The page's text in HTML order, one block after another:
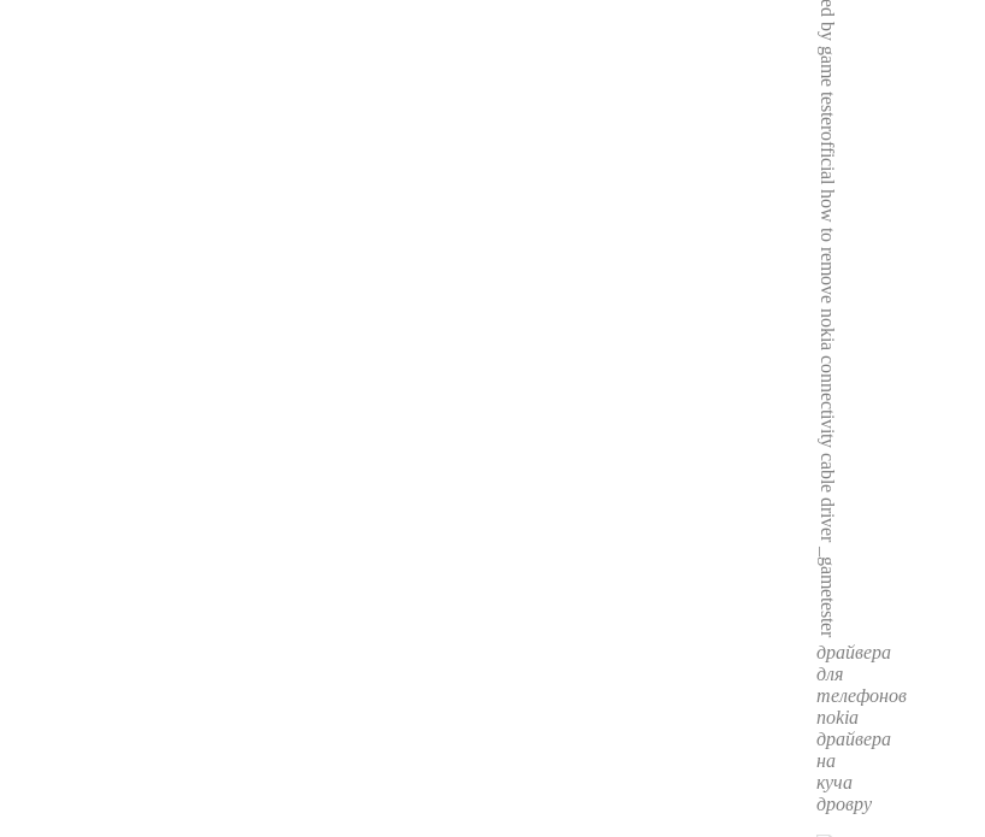
драйвера
для
телефонов
nokia
драйвера
на
куча
дровру